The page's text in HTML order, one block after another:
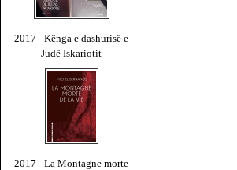
2017 - Kënga e dashurisë e
Judë Iskariotit
2017 - La Montagne morte